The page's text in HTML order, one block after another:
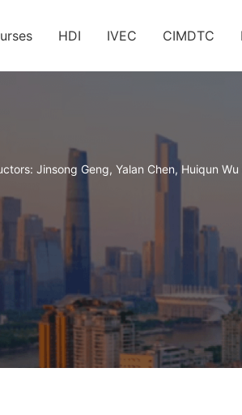
HDI IVEC CIMDTC
Jinsong Geng, Yalan Chen, Huiqun Wu